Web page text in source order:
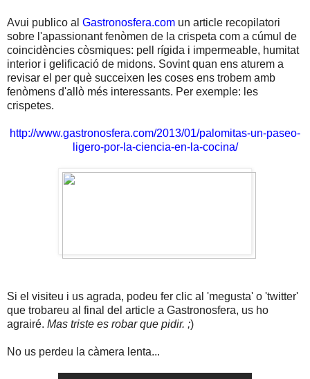
Avui publico al Gastronosfera.com un article recopilatori
sobre l'apassionant fenòmen de la crispeta com a cúmul de
coincidències còsmiques: pell rígida i impermeable, humitat
interior i gelificació de midons. Sovint quan ens aturem a
revisar el per què succeixen les coses ens trobem amb
fenòmens d'allò més interessants. Per exemple: les
crispetes.
http://www.gastronosfera.com/2013/01/palomitas-un-paseo-
ligero-por-la-ciencia-en-la-cocina/
Si el visiteu i us agrada, podeu fer clic al 'megusta' o 'twitter'
que trobareu al final del article a Gastronosfera, us ho
agrairé. Mas triste es robar que pidir. ;)
No us perdeu la càmera lenta...